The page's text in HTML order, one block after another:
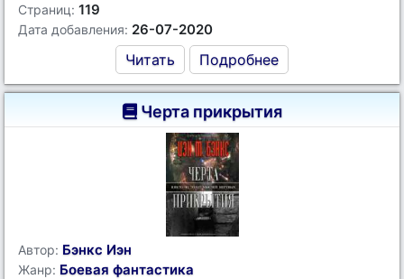
Страниц: 119
Дата добавления: 26-07-2020
Читать Подробнее
Черта прикрытия
Автор: Бэнкс Иэн
Жанр: Боевая фантастика